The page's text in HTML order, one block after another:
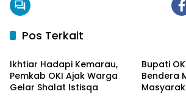
Pos Terkait
OKI Maju Bersama
Ikhtiar Hadapi Kemarau,
Pemkab OKI Ajak Warga
Gelar Shalat Istisqa
Bupati
Bendera
OKI Maju Bersama OKI Maju